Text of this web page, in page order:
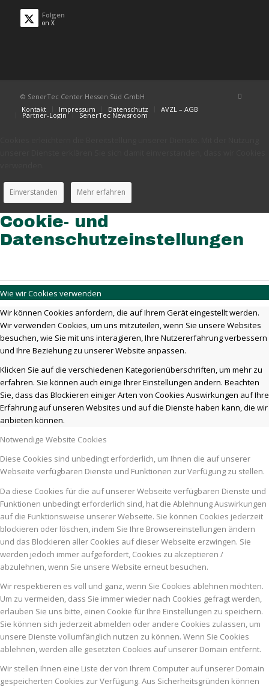
Folgen
on X
© SenerTec Center Hessen Süd GmbH
Kontakt
Impressum Datenschutz AVZL – AGB
Partner-Login SenerTec Newsroom
Einverstanden Mehr erfahren
Cookie- und
Datenschutzeinstellungen
Wie wir Cookies verwenden
Wir können Cookies anfordern, die auf Ihrem Gerät eingestellt werden.
Wir verwenden Cookies, um uns mitzuteilen, wenn Sie unsere Websites
besuchen, wie Sie mit uns interagieren, Ihre Nutzererfahrung verbessern
und Ihre Beziehung zu unserer Website anpassen.
Klicken Sie auf die verschiedenen Kategorienüberschriften, um mehr zu
erfahren. Sie können auch einige Ihrer Einstellungen ändern. Beachten
Sie, dass das Blockieren einiger Arten von Cookies Auswirkungen auf Ihre
Erfahrung auf unseren Websites und auf die Dienste haben kann, die wir
anbieten können.
Notwendige Website Cookies
Diese Cookies sind unbedingt erforderlich, um Ihnen die auf unserer
Webseite verfügbaren Dienste und Funktionen zur Verfügung zu stellen.
Da diese Cookies für die auf unserer Webseite verfügbaren Dienste und
Funktionen unbedingt erforderlich sind, hat die Ablehnung Auswirkungen
auf die Funktionsweise unserer Webseite. Sie können Cookies jederzeit
blockieren oder löschen, indem Sie Ihre Browsereinstellungen ändern
und das Blockieren aller Cookies auf dieser Webseite erzwingen. Sie
werden jedoch immer aufgefordert, Cookies zu akzeptieren /
abzulehnen, wenn Sie unsere Website erneut besuchen.
Wir respektieren es voll und ganz, wenn Sie Cookies ablehnen möchten.
Um zu vermeiden, dass Sie immer wieder nach Cookies gefragt werden,
erlauben Sie uns bitte, einen Cookie für Ihre Einstellungen zu speichern.
Sie können sich jederzeit abmelden oder andere Cookies zulassen, um
unsere Dienste vollumfänglich nutzen zu können. Wenn Sie Cookies
ablehnen, werden alle gesetzten Cookies auf unserer Domain entfernt.
Wir stellen Ihnen eine Liste der von Ihrem Computer auf unserer Domain
gespeicherten Cookies zur Verfügung. Aus Sicherheitsgründen können